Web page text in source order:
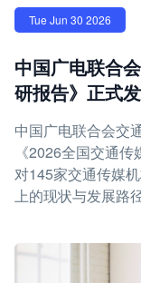
Tue Jun 30 2026
中国广电联合
研报告》正式
中国广电联合会交
《2026全国交通
对145家交通传媒
上的现状与发展路径